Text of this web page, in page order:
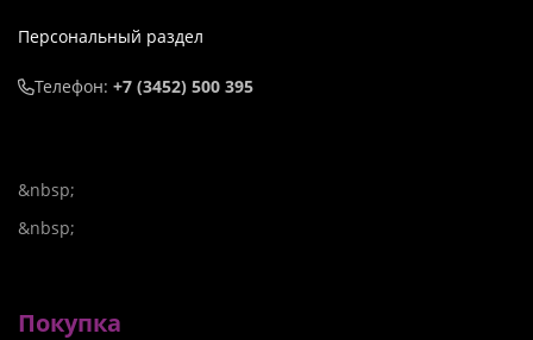
Персональный раздел
Телефон: +7 (3452) 500 395
&nbsp;
&nbsp;
Покупка